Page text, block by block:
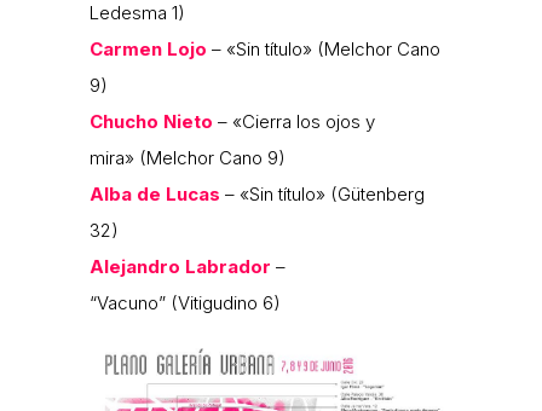
Ledesma 1)
Carmen Lojo – «Sin título» (Melchor Cano
9)
Chucho Nieto – «Cierra los ojos y
mira» (Melchor Cano 9)
Alba de Lucas – «Sin título» (Gütenberg
32)
Alejandro Labrador –
“Vacuno” (Vitigudino 6)